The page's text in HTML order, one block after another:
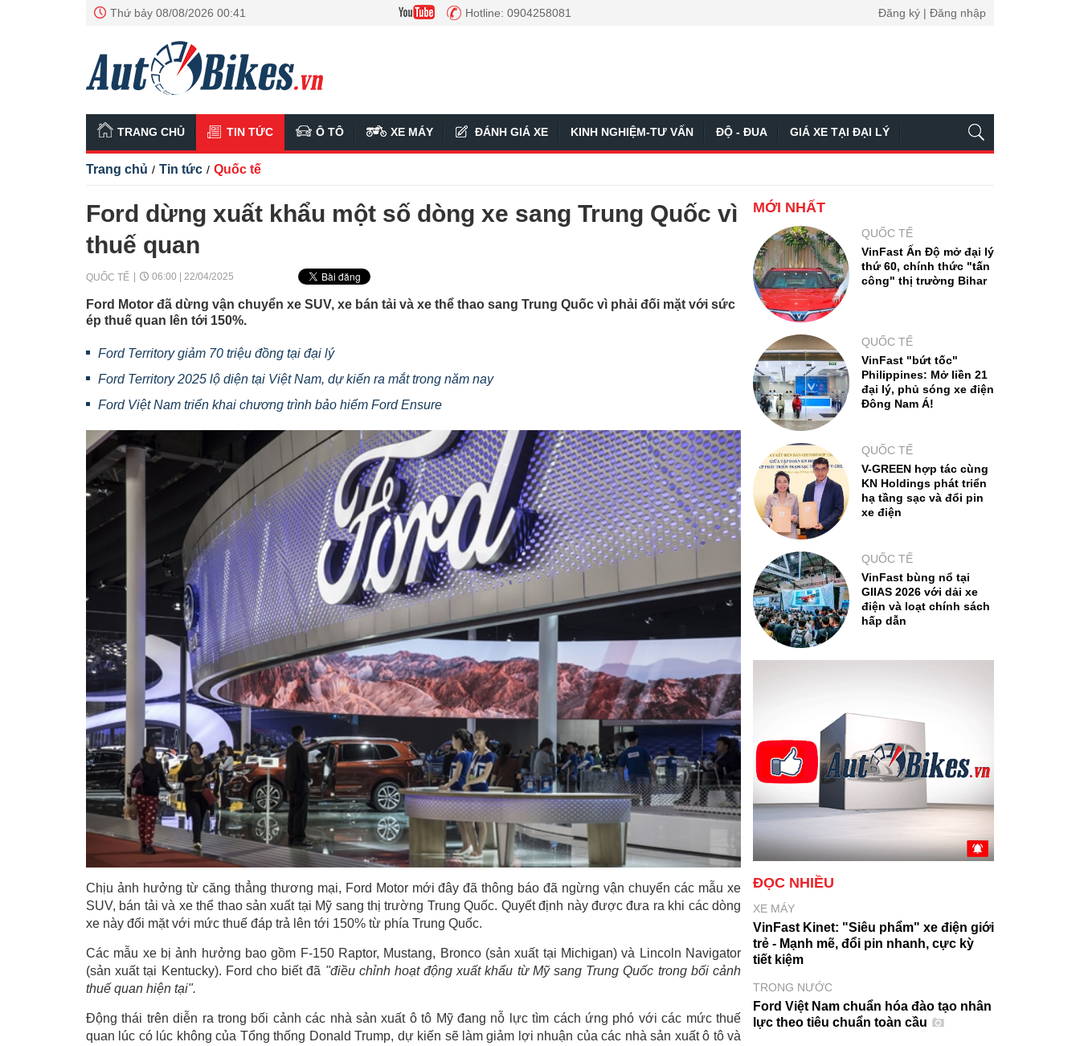
Thứ bảy 08/08/2026 00:41 Hotline: 0904258081 Đăng ký | Đăng nhập
TRANG CHỦ TIN TỨC Ô TÔ XE MÁY ĐÁNH GIÁ XE KINH NGHIỆM-TƯ VẤN ĐỘ - ĐUA GIÁ XE TẠI ĐẠI LÝ
Trang chủ / Tin tức / Quốc tế
Ford dừng xuất khẩu một số dòng xe sang Trung Quốc vì
thuế quan
QUỐC TẾ 06:00 | 22/04/2025
Ford Motor đã dừng vận chuyển xe SUV, xe bán tải và xe thể thao sang Trung Quốc vì phải đối mặt với sức
ép thuế quan lên tới 150%.
Ford Territory giảm 70 triệu đồng tại đại lý
Ford Territory 2025 lộ diện tại Việt Nam, dự kiến ra mắt trong năm nay
Ford Việt Nam triển khai chương trình bảo hiểm Ford Ensure
Chịu ảnh hưởng từ căng thẳng thương mại, Ford Motor mới đây đã thông báo đã ngừng vận chuyển các mẫu xe
SUV, bán tải và xe thể thao sản xuất tại Mỹ sang thị trường Trung Quốc. Quyết định này được đưa ra khi các dòng
xe này đối mặt với mức thuế đáp trả lên tới 150% từ phía Trung Quốc.
Các mẫu xe bị ảnh hưởng bao gồm F-150 Raptor, Mustang, Bronco (sản xuất tại Michigan) và Lincoln Navigator
(sản xuất tại Kentucky). Ford cho biết đã "điều chỉnh hoạt động xuất khẩu từ Mỹ sang Trung Quốc trong bối cảnh
thuế quan hiện tại".
Động thái trên diễn ra trong bối cảnh các nhà sản xuất ô tô Mỹ đang nỗ lực tìm cách ứng phó với các mức thuế
quan lúc có lúc không của Tổng thống Donald Trump, dự kiến sẽ làm giảm lợi nhuận của các nhà sản xuất ô tô và
MỚI NHẤT
QUỐC TẾ
VinFast Ấn Độ mở đại lý
thứ 60, chính thức "tấn
công" thị trường Bihar
QUỐC TẾ
VinFast "bứt tốc"
Philippines: Mở liền 21
đại lý, phủ sóng xe điện
Đông Nam Á!
QUỐC TẾ
V-GREEN hợp tác cùng
KN Holdings phát triển
hạ tầng sạc và đổi pin
xe điện
QUỐC TẾ
VinFast bùng nổ tại
GIIAS 2026 với dải xe
điện và loạt chính sách
hấp dẫn
ĐỌC NHIỀU
XE MÁY
VinFast Kinet: "Siêu phẩm" xe điện giới
trẻ - Mạnh mẽ, đổi pin nhanh, cực kỳ
tiết kiệm
TRONG NƯỚC
Ford Việt Nam chuẩn hóa đào tạo nhân
lực theo tiêu chuẩn toàn cầu